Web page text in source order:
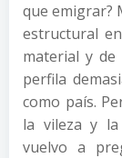
que emigrar?
estructural
material y de
perfila
como país.
la vileza y
vuelvo a